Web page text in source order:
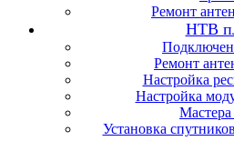
Ремонт
НТВ
Ремонт
Настройка
Настройка
Установка